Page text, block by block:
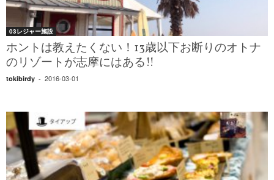
03レジャー施設
ホントは教えたくない！13歳以下お断りのオトナ
のリゾートが志摩にはある!!
tokibirdy - 2016-03-01